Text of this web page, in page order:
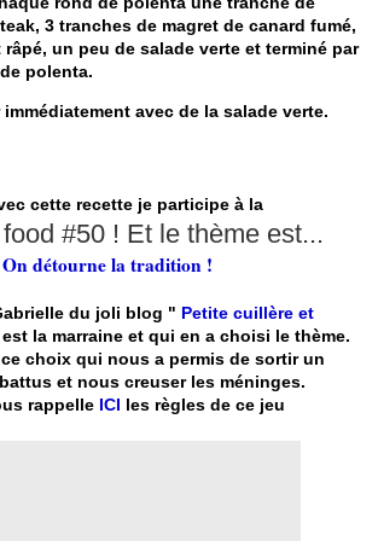
3 tranches de magret de canard fumé,
un peu de salade verte et terminé par
polenta.
avec de la salade verte.
je participe à la
#50 ! Et le thème est...
On détourne la tradition !
du joli blog " Petite cuillère et
la marraine et qui en a choisi le thème.
choix qui nous a permis de sortir un
et nous creuser les méninges.
ICI les règles de ce jeu